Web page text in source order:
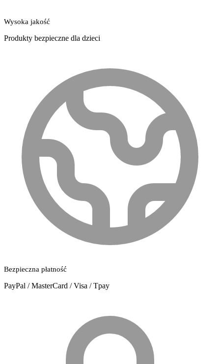
Wysoka jakość
Produkty bezpieczne dla dzieci
Bezpieczna płatność
PayPal / MasterCard / Visa / Tpay